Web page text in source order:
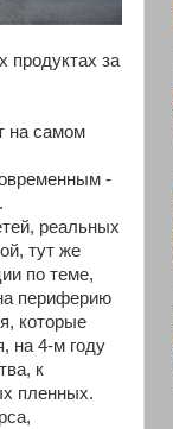
продуктах за
на самом
-
реальных
тут же
по теме,
периферию
которые
на 4-м году
к
пленных.